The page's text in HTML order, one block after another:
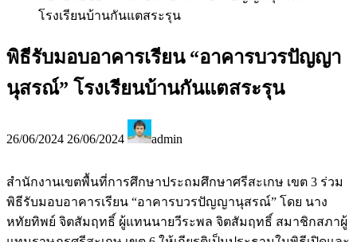
โรงเรียนบ้านกันแตสระรุน
พิธีรับมอบอาคารเรียน “อาคารบวรปัญญา
นุสรณ์” โรงเรียนบ้านกันแตสระรุน
26/06/2024 26/06/2024 admin
สำนักงานเขตพื้นที่การศึกษาประถมศึกษาศรีสะเกษ เขต 3 ร่วม
พิธีรับมอบอาคารเรียน “อาคารบวรปัญญานุสรณ์” โดย นาง
หทัยทิพย์ จิตสัมฤทธิ์ ผู้แทนนายวีระพล จิตสัมฤทธิ์ สมาชิกสภาผู้